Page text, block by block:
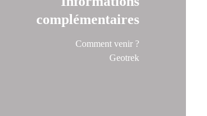
complémentaires
Comment venir ?
Geotrek